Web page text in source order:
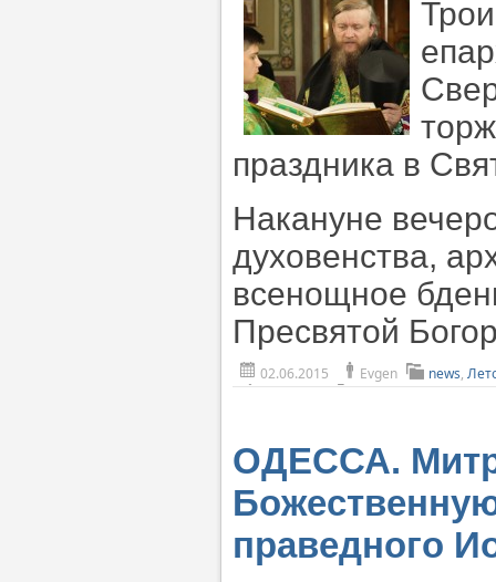
праздника в
Накануне
духовенства,
всенощное
Пресвятой
02.06.2015 Evgen news,
ОДЕССА.
праведного